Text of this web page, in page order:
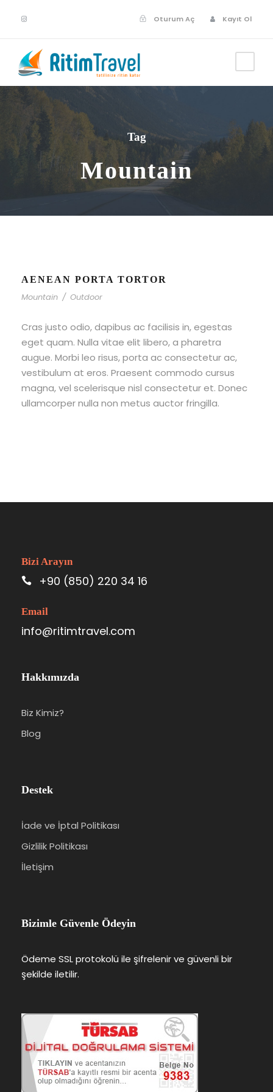
Oturum Aç Kayıt Ol
Tag
Mountain
AENEAN PORTA TORTOR
Mountain / Outdoor
Cras justo odio, dapibus ac facilisis in, egestas
eget quam. Nulla vitae elit libero, a pharetra
augue. Morbi leo risus, porta ac consectetur ac,
vestibulum at eros. Praesent commodo cursus
magna, vel scelerisque nisl consectetur et. Donec
ullamcorper nulla non metus auctor fringilla.
Bizi Arayın
+90 (850) 220 34 16
Email
info@ritimtravel.com
Hakkımızda
Biz Kimiz?
Blog
Destek
İade ve İptal Politikası
Gizlilik Politikası
İletişim
Bizimle Güvenle Ödeyin
Ödeme SSL protokolü ile şifrelenir ve güvenli bir
şekilde iletilir.